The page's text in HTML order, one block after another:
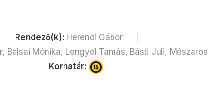
Rendező(k): Herendi Gábor
Balsai Mónika, Lengyel Tamás, Básti Juli,
Korhatár: